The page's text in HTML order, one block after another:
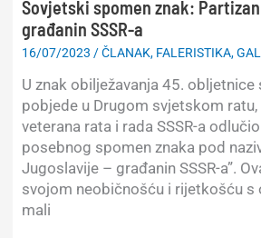
Sovjetski spomen znak:
građanin SSSR-a
16/07/2023 /ČLANAK, FALERISTIKA,
U znak obilježavanja 45.
pobjede u Drugom svjetskom ratu,
veterana rata i rada SSSR-a
posebnog spomen znaka pod
Jugoslavije – građanin SSSR-a”.
svojom neobičnošću i rijetkošću s
mali